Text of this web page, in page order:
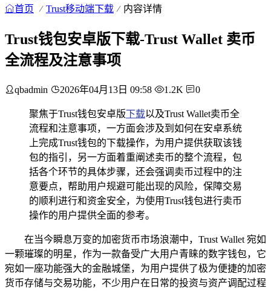
首页 Trust移动端下载 内容详情
Trust钱包安卓版下载-Trust Wallet 卖币
全流程及注意事项
qbadmin 2026年04月13日 09:58 1.2K 0
聚焦于Trust钱包安卓版下载以及Trust Wallet卖币全
流程和注意事项，一方面会涉及到如何在安卓系统
上完成Trust钱包的下载操作，为用户提供获取该钱
包的指引，另一方面着重阐述卖币的整个流程，包
括各个环节的具体步骤，还会强调卖币过程中的注
意要点，帮助用户规避可能出现的风险，保障交易
的顺利进行和资金安全，为使用Trust钱包进行卖币
操作的用户提供全面的参考。
在当今瞬息万变的加密货币市场浪潮中，Trust Wallet 宛如
一颗璀璨的明星，作为一款备受广大用户青睐的数字钱包，它
宛如一座功能强大的金融城堡，为用户提供了极为便捷的加密
货币存储与交易功能，不少用户在日常的投资与资产调配过程